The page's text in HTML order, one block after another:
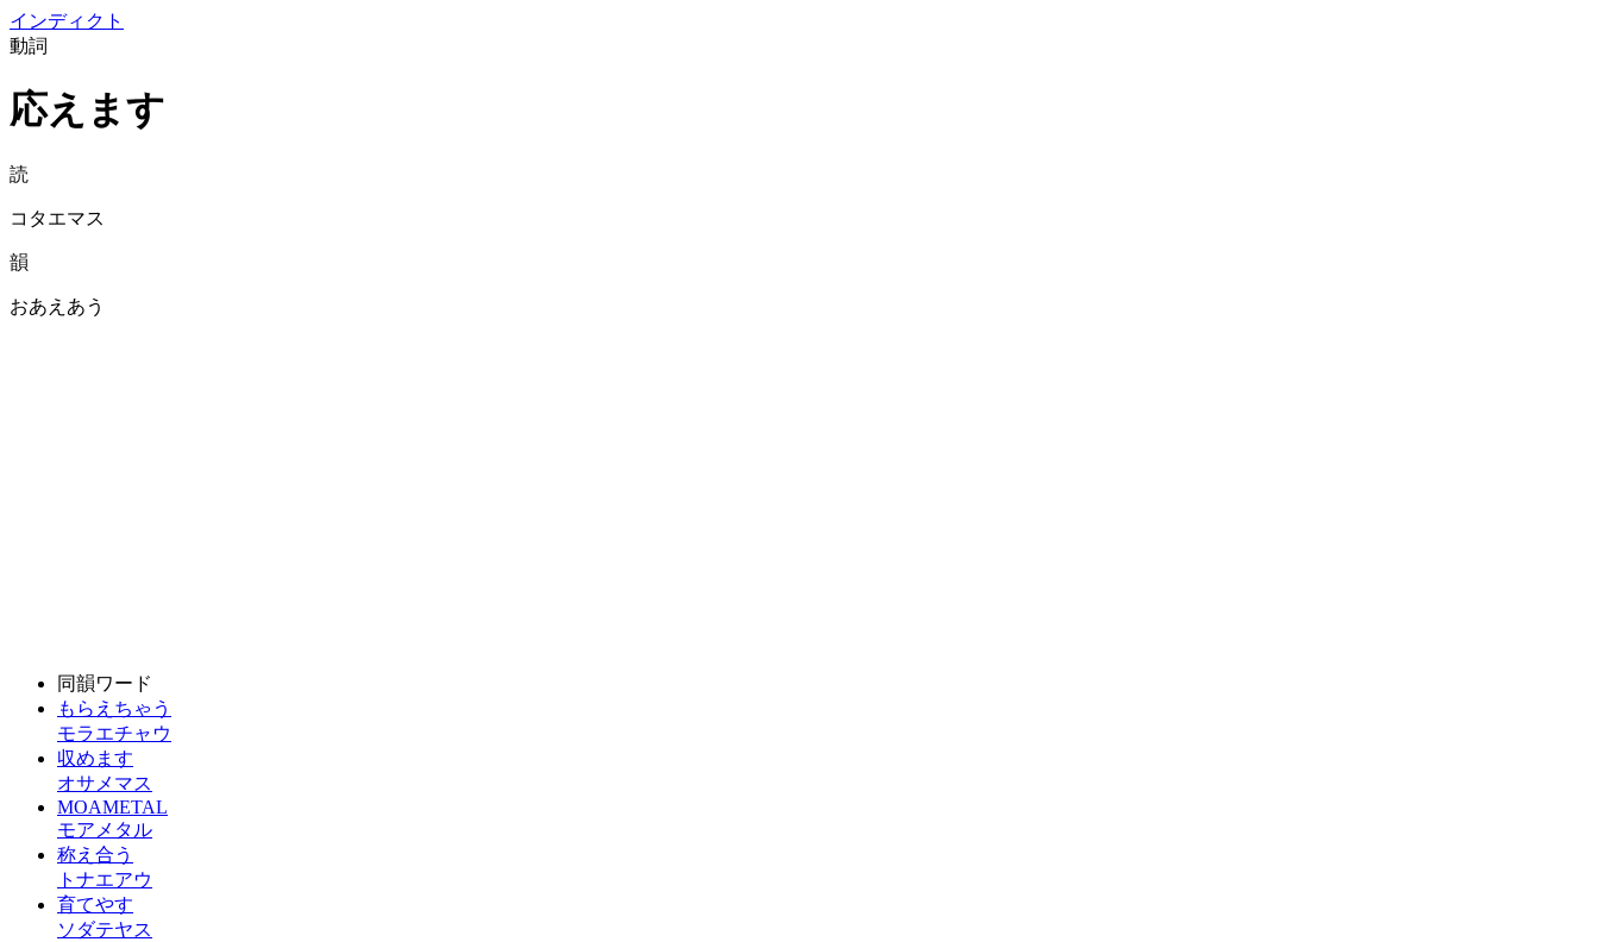
インディクト
動詞
応えます
読
コタエマス
韻
おあえあう
同韻ワード
もらえちゃう
モラエチャウ
収めます
オサメマス
MOAMETAL
モアメタル
称え合う
トナエアウ
育てやす
ソダテヤス